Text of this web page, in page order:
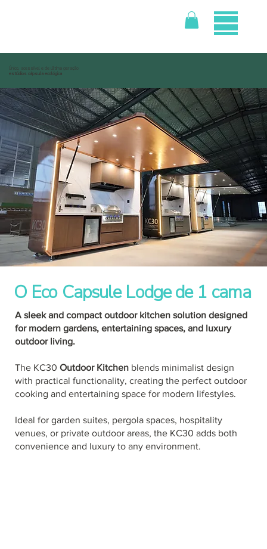
Único, acessível e de última geração
estúdios cápsula ecológica
O Eco Capsule Lodge de 1 cama
A sleek and compact outdoor kitchen solution designed
for modern gardens, entertaining spaces, and luxury
outdoor living.
The KC30Outdoor Kitchen blends minimalist design
with practical functionality, creating the perfect outdoor
cooking and entertaining space for modern lifestyles.
Ideal for garden suites, pergola spaces, hospitality
venues, or private outdoor areas, the KC30 adds both
convenience and luxury to any environment.